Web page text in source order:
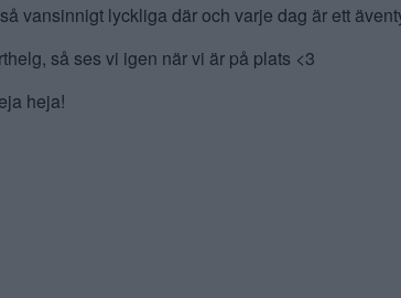
vansinnigt lyckliga där och varje dag är ett
så ses vi igen när vi är på plats <3
heja!